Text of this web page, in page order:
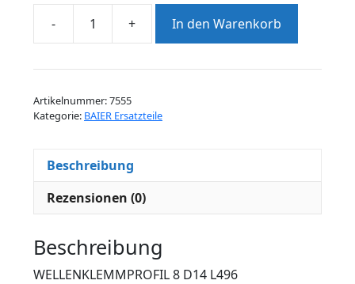
-
WELLENKLEMMPROFIL
D14
Menge
+ In den Warenkorb
Artikelnummer:7555
Kategorie: BAIER Ersatzteile
Beschreibung
Rezensionen (0)
Beschreibung
WELLENKLEMMPROFIL 8 D14 L496